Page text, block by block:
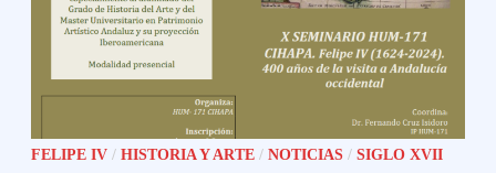
FELIPE IV /HISTORIA Y ARTE /NOTICIAS /SIGLO XVII